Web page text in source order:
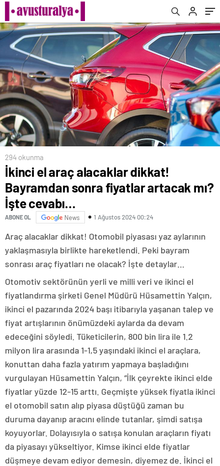
294 okunma
İkinci el araç alacaklar dikkat!
Bayramdan sonra fiyatlar artacak mı?
İşte cevabı…
ABONE OL News 1 Ağustos 2024 00:24
Araç alacaklar dikkat! Otomobil piyasası yaz aylarının
yaklaşmasıyla birlikte hareketlendi. Peki bayram
sonrası araç fiyatları ne olacak? İşte detaylar…
Otomotiv sektörünün yerli ve milli veri ve ikinci el
fiyatlandırma şirketi Genel Müdürü Hüsamettin Yalçın,
ikinci el pazarında 2024 başı itibarıyla yaşanan talep ve
fiyat artışlarının önümüzdeki aylarda da devam
edeceğini söyledi. Tüketicilerin, 800 bin lira ile 1.2
milyon lira arasında 1-1,5 yaşındaki ikinci el araçlara,
konuttan daha fazla yatırım yapmaya başladığını
vurgulayan Hüsamettin Yalçın, “İlk çeyrekte ikinci elde
fiyatlar yüzde 12-15 arttı. Geçmişte yüksek fiyatla ikinci
el otomobil satın alıp piyasa düştüğü zaman bu
duruma dayanıp aracını elinde tutanlar, şimdi satışa
koyuyorlar. Dolayısıyla o satışa konulan araçların fiyatı
da piyasayı yükseltiyor. Kimse ikinci elde fiyatlar
düşmeye devam ediyor demesin, diyemez de. İkinci el